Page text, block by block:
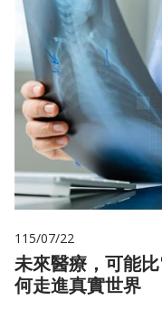
115/07/22
未來醫療，可能
何走進真實世界